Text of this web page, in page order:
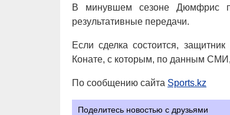
В минувшем сезоне Дюмфрис
результативные передачи.
Если сделка состоится,
Конате, с которым, по данным СМИ,
По сообщению сайта Sports.kz
Поделитесь новостью с друзьями